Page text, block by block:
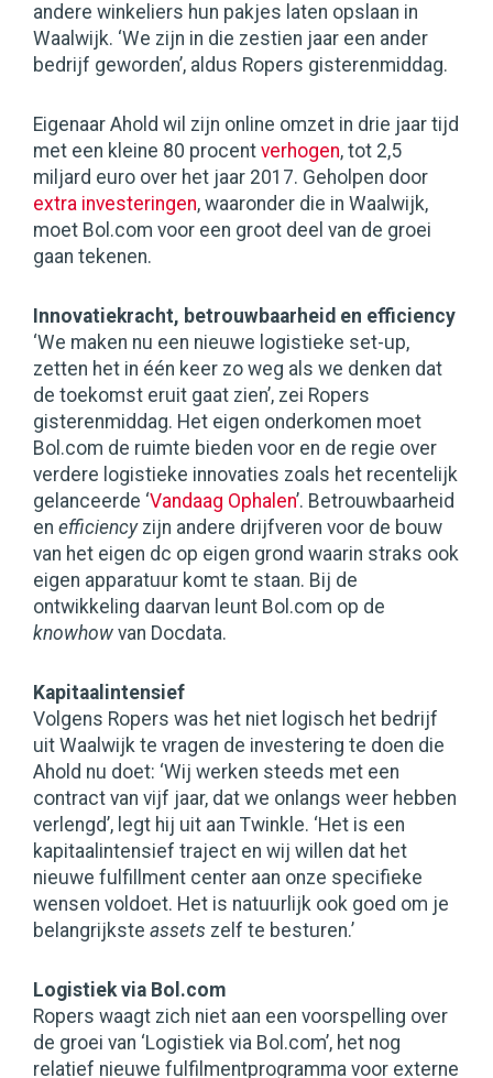
andere winkeliers hun pakjes laten opslaan in
Waalwijk. ‘We zijn in die zestien jaar een ander
bedrijf geworden’, aldus Ropers gisterenmiddag.
Eigenaar Ahold wil zijn online omzet in drie jaar tijd
met een kleine 80 procent verhogen, tot 2,5
miljard euro over het jaar 2017. Geholpen door
extra investeringen, waaronder die in Waalwijk,
moet Bol.com voor een groot deel van de groei
gaan tekenen.
Innovatiekracht, betrouwbaarheid en efficiency
‘We maken nu een nieuwe logistieke set-up,
zetten het in één keer zo weg als we denken dat
de toekomst eruit gaat zien’, zei Ropers
gisterenmiddag. Het eigen onderkomen moet
Bol.com de ruimte bieden voor en de regie over
verdere logistieke innovaties zoals het recentelijk
gelanceerde ‘Vandaag Ophalen’. Betrouwbaarheid
en efficiencyzijn andere drijfveren voor de bouw
van het eigen dc op eigen grond waarin straks ook
eigen apparatuur komt te staan. Bij de
ontwikkeling daarvan leunt Bol.com op de
knowhow van Docdata.
Kapitaalintensief
Volgens Ropers was het niet logisch het bedrijf
uit Waalwijk te vragen de investering te doen die
Ahold nu doet: ‘Wij werken steeds met een
contract van vijf jaar, dat we onlangs weer hebben
verlengd’, legt hij uit aan Twinkle. ‘Het is een
kapitaalintensief traject en wij willen dat het
nieuwe fulfillment center aan onze specifieke
wensen voldoet. Het is natuurlijk ook goed om je
belangrijkste assets zelf te besturen.’
Logistiek via Bol.com
Ropers waagt zich niet aan een voorspelling over
de groei van ‘Logistiek via Bol.com’, het nog
relatief nieuwe fulfilmentprogramma voor externe